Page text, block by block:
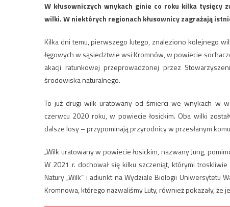
W kłusowniczych wnykach ginie co roku kilka tysięcy
wilki. W niektórych regionach kłusownicy zagrażają
Kilka dni temu, pierwszego lutego, znaleziono kolejnego
łęgowych w sąsiedztwie wsi Kromnów, w powiecie
akacji ratunkowej przeprowadzonej przez
środowiska naturalnego.
To już drugi wilk uratowany od śmierci we wnykach w
czerwcu 2020 roku, w powiecie łosickim. Oba wilki
dalsze losy – przypominają przyrodnicy w przesłanym
„Wilk uratowany w powiecie łosickim, nazwany Jung,
W 2021 r. dochował się kilku szczeniąt, którymi
Natury „Wilk” i adiunkt na Wydziale Biologii Uniwersytetu
Kromnowa, którego nazwaliśmy Luty, również pokazały, że